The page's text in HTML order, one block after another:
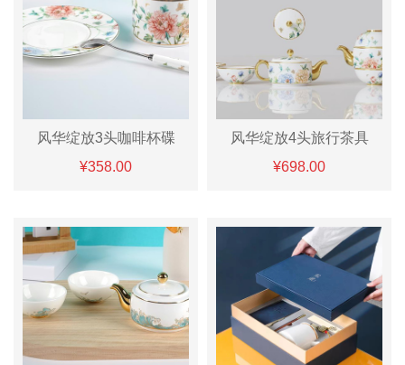
风华绽放3头咖啡杯碟
¥358.00
风华绽放4头旅行茶具
¥698.00